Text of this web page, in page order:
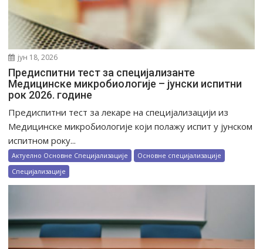
јун 18, 2026
Предиспитни тест за специјализанте
Медицинске микробиологије – jунски испитни
рок 2026. године
Предиспитни тест за лекаре на специјализацији из
Медицинске микробиологије који полажу испит у јунском
испитном року...
Актуелно Основне Специјализације
Основне специјализације
Специјализације